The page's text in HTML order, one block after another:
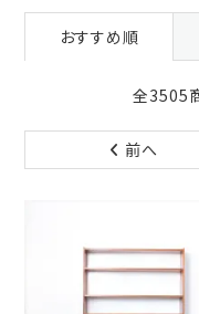
おすすめ順
全3505
前へ